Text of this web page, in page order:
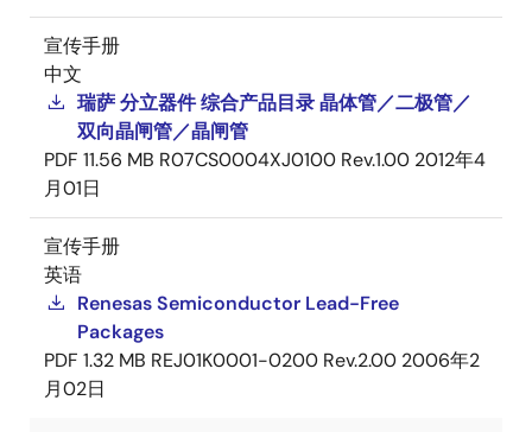
宣传手册
中文
瑞萨 分立器件 综合产品目录 晶体管／二极管／
双向晶闸管／晶闸管
PDF 11.56 MB R07CS0004XJ0100 Rev.1.00 2012年4
月01日
宣传手册
英语
Renesas Semiconductor Lead-Free
Packages
PDF 1.32 MB REJ01K0001-0200 Rev.2.00 2006年2
月02日